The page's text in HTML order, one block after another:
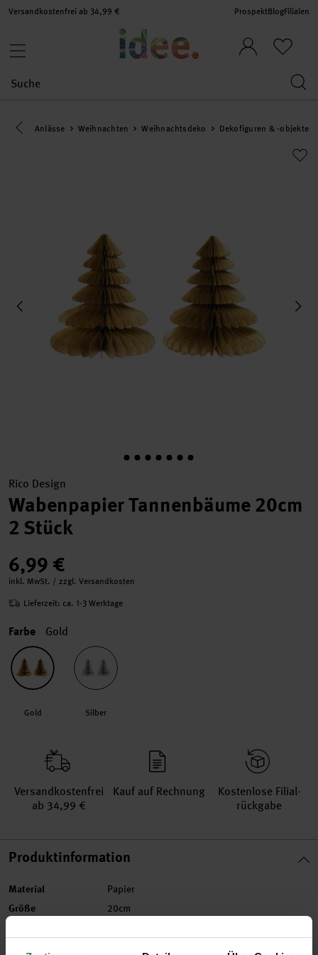
Versandkostenfrei ab 34,99 € ProspektBlogFilialen
Eine Kategorie zurück navigieren
Anlässe Weihnachten Weihnachtsdeko Dekofiguren & -objekte
Rico Design
Wabenpapier Tannenbäume 20cm
2 Stück
6,99 €
inkl. MwSt. / zzgl. Versandkosten
Lieferzeit: ca. 1-3 Werktage
Farbe Gold
Gold Silber
Versand­kosten­frei
ab 34,99 €
Kauf auf Rechnung
Kosten­lose Filial­
rückgabe
Produktinformation
Material Papier
Größe 20cm
Artikel-Nr.99001.69.13